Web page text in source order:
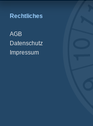
Rechtliches
AGB
Datenschutz
Impressum